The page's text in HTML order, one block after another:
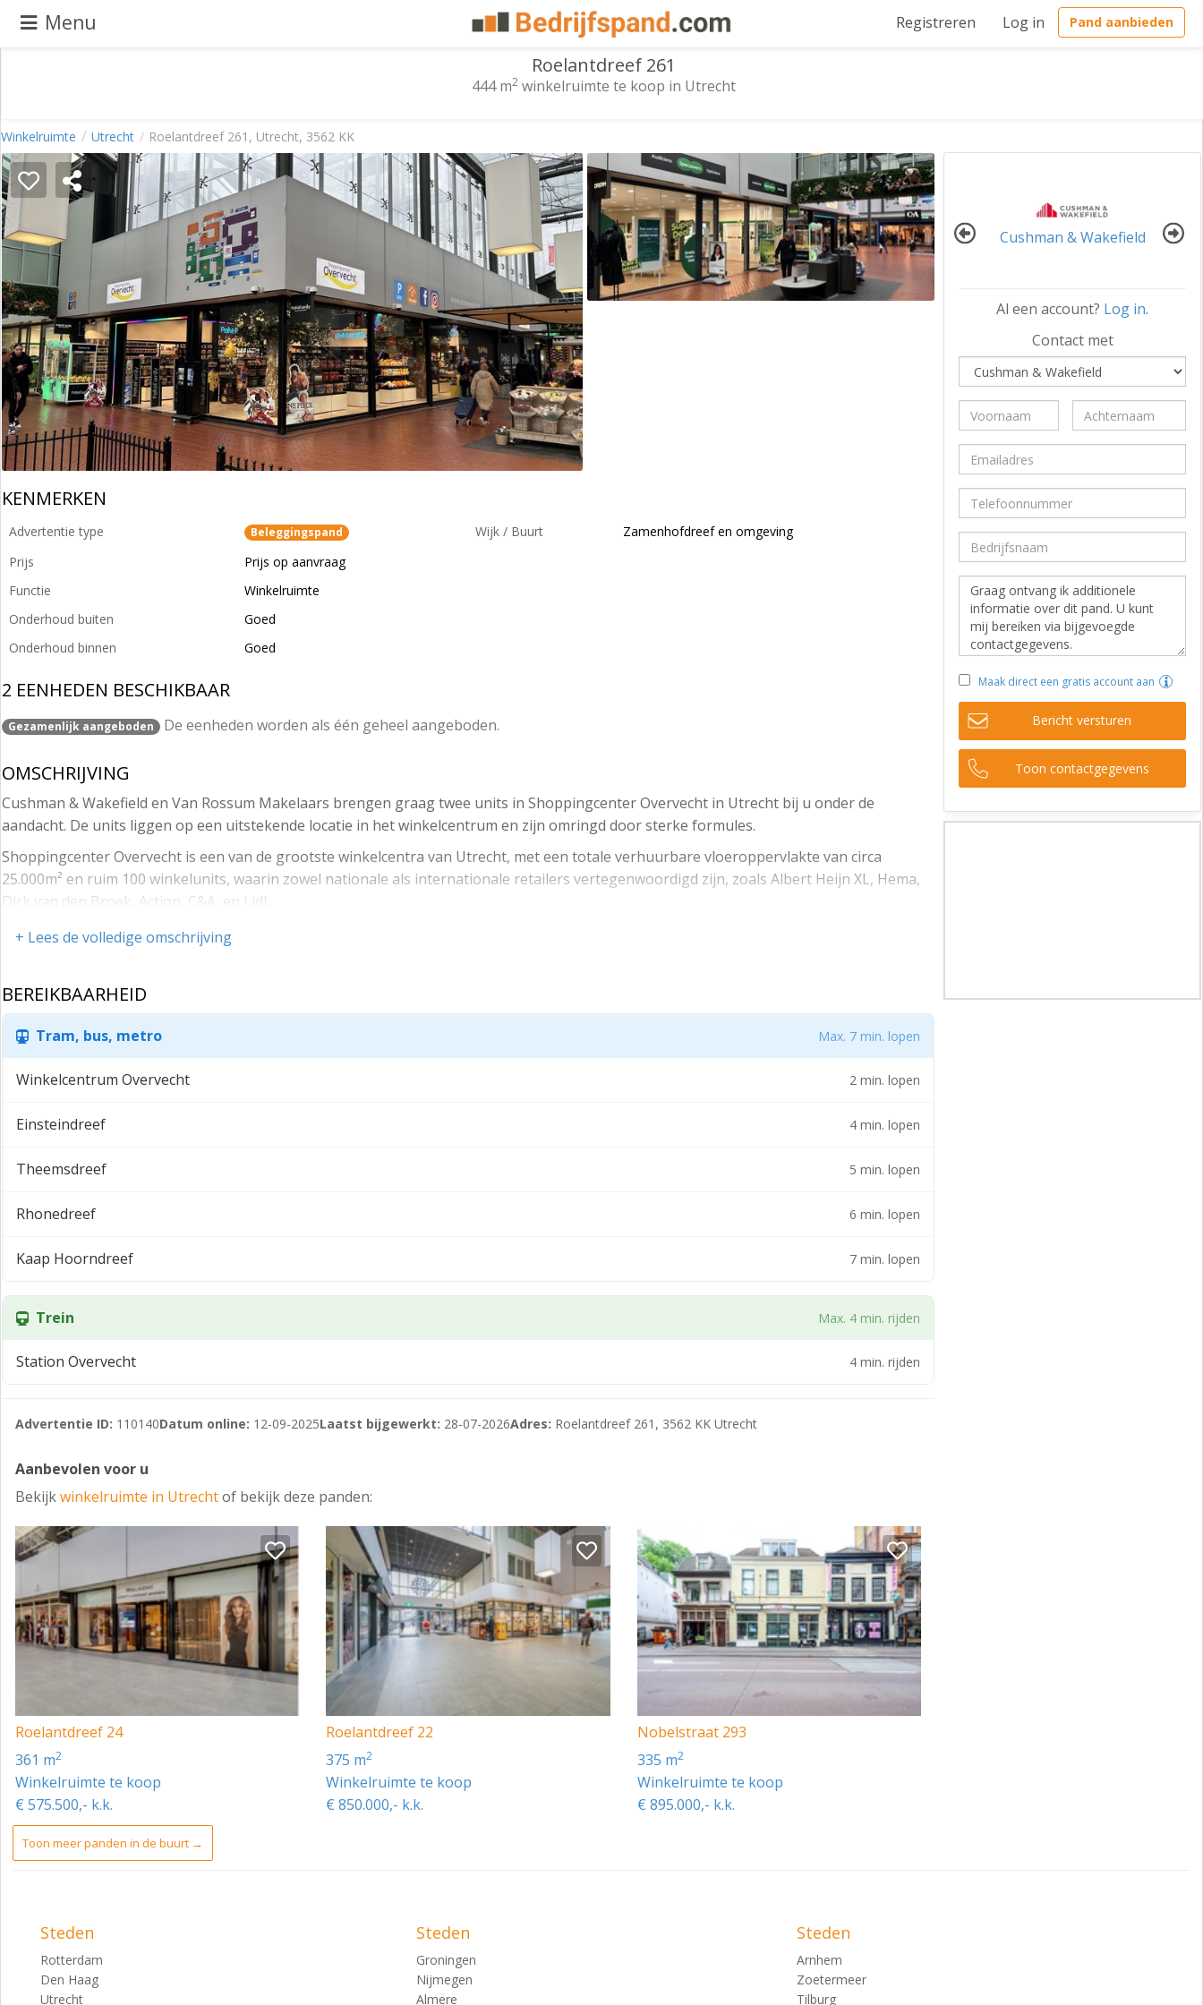
Menu Registreren Log in Pand aanbieden
aanbieden
Pand
zoeken
Waarom
adverteren
Premium
adverteren
Blog
Registreren
Login
Winkelruimte Utrecht Roelantdreef 261, Utrecht, 3562 KK
Roelantdreef 261
444 m2winkelruimte te koop in Utrecht
KENMERKEN
Advertentie type Beleggingspand
Prijs
Prijs op aanvraag
Functie
Winkelruimte
Onderhoud buiten
Goed
Onderhoud binnen
Goed
Wijk / Buurt Zamenhofdreef en omgeving
2 EENHEDEN BESCHIKBAAR
Gezamenlijk aangeboden De eenheden worden als één geheel aangeboden.
OMSCHRIJVING
Cushman & Wakefield en Van Rossum Makelaars brengen graag twee units in Shoppingcenter Overvecht in Utrecht bij u onder de
aandacht. De units liggen op een uitstekende locatie in het winkelcentrum en zijn omringd door sterke formules.
Shoppingcenter Overvecht is een van de grootste winkelcentra van Utrecht, met een totale verhuurbare vloeroppervlakte van circa
25.000m² en ruim 100 winkelunits, waarin zowel nationale als internationale retailers vertegenwoordigd zijn, zoals Albert Heijn XL, Hema,
Dirk van den Broek, Action, C&A, en Lidl.
Roelantdreef 261 heeft een oppervlak van 211m² VVO en is verhuurd aan Specsavers.
Voor meer informatie en een uitgebreid Investment Memorandum kunt u contact met ons opnemen.
+ Lees de volledige omschrijving
BEREIKBAARHEID
Tram, bus, metro Max. 7 min. lopen
Winkelcentrum Overvecht 2 min. lopen
Einsteindreef 4 min. lopen
Theemsdreef 5 min. lopen
Rhonedreef 6 min. lopen
Kaap Hoorndreef 7 min. lopen
Trein Max. 4 min. rijden
Station Overvecht 4 min. rijden
Advertentie ID: 110140Datum online: 12-09-2025Laatst bijgewerkt: 28-07-2026Adres: Roelantdreef 261, 3562 KK Utrecht
Aanbevolen voor u
Bekijkwinkelruimte in Utrechtof bekijk deze panden:
Roelantdreef 24
361 m2
Winkelruimte te koop
€ 575.500,- k.k.
Roelantdreef 22
375 m2
Winkelruimte te koop
€ 850.000,- k.k.
Nobelstraat 293
335 m2
Winkelruimte te koop
€ 895.000,- k.k.
Toon meer panden in de buurt →
Cushman & Wakefield
Al een account? Log in.
Contact met
Maak direct een gratis account aan
Bericht versturen
Toon contactgegevens
Steden
Rotterdam
Den Haag
Utrecht
Steden
Groningen
Nijmegen
Almere
Steden
Arnhem
Zoetermeer
Tilburg